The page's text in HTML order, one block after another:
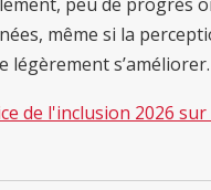
même si la
légèrement s’améliorer.
de l'inclusion 2026